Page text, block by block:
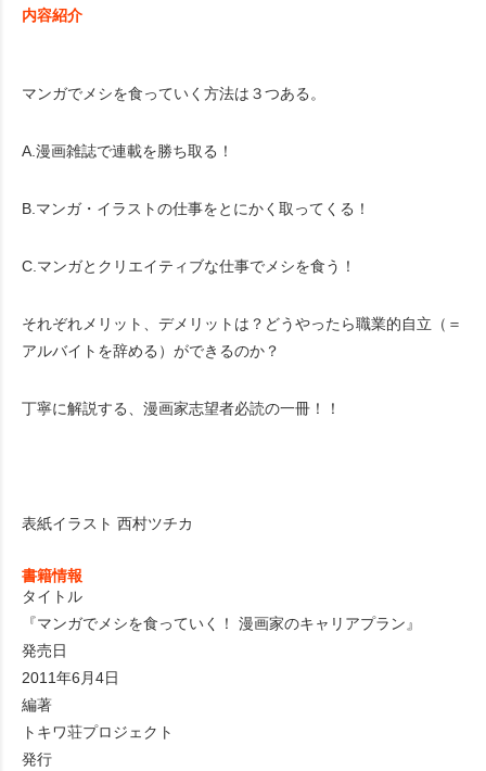
内容紹介
マンガでメシを食っていく方法は３つある。
A.漫画雑誌で連載を勝ち取る！
B.マンガ・イラストの仕事をとにかく取ってくる！
C.マンガとクリエイティブな仕事でメシを食う！
それぞれメリット、デメリットは？どうやったら職業的自立（＝
アルバイトを辞める）ができるのか？
丁寧に解説する、漫画家志望者必読の一冊！！
表紙イラスト 西村ツチカ
書籍情報
タイトル
『マンガでメシを食っていく！ 漫画家のキャリアプラン』
発売日
2011年6月4日
編著
トキワ荘プロジェクト
発行